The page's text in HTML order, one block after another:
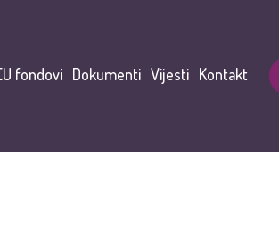
fondovi Dokumenti Vijesti Kontakt